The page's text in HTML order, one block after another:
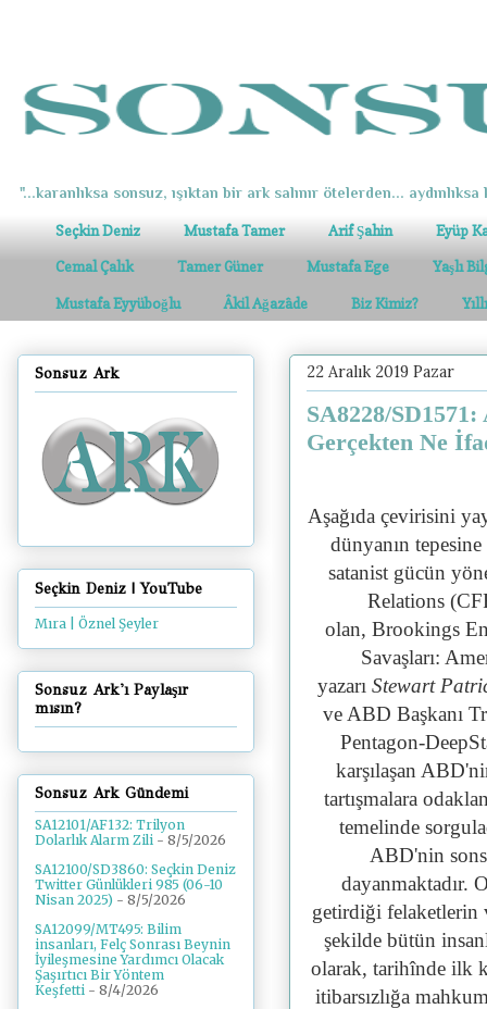
"...karanlıksa sonsuz, ışıktan bir ark salınır ötelerden... aydınlıksa
Seçkin Deniz Mustafa Tamer Arif Şahin Eyüp
Cemal Çalık Tamer Güner Mustafa Ege Yaşlı
Mustafa Eyyüboğlu Âkil Ağazâde Biz Kimiz?
22 Aralık 2019 Pazar
SA8228/SD1571:
Gerçekten Ne
Aşağıda çevirisini
dünyanın
satanist gücün
Relations
olan, Brookings
Savaşları:
yazarıStewart
ve ABD Başkanı
Pentagon-
karşılaşan
tartışmalara
temelinde
ABD'nin
dayanmaktadır.
getirdiği felaketlerin
şekilde bütün
olarak, tarihînde ilk
itibarsızlığa
Sonsuz Ark
Seçkin Deniz | YouTube
Mıra | Öznel Şeyler
Sonsuz Ark'ı Paylaşır
mısın?
Sonsuz Ark Gündemi
SA12101/AF132: Trilyon
Dolarlık Alarm Zili - 8/5/2026
SA12100/SD3860: Seçkin Deniz
Twitter Günlükleri 985 (06-10
Nisan 2025) - 8/5/2026
SA12099/MT495: Bilim
insanları, Felç Sonrası Beynin
İyileşmesine Yardımcı Olacak
Şaşırtıcı Bir Yöntem
Keşfetti - 8/4/2026